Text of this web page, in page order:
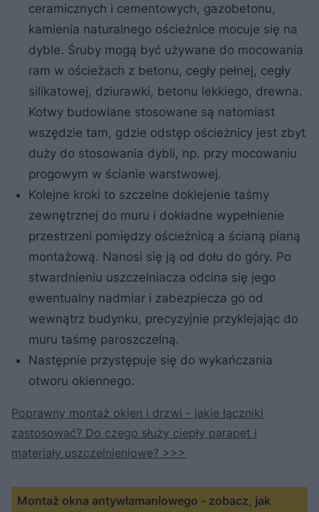
ceramicznych i cementowych, gazobetonu,
kamienia naturalnego ościeżnice mocuje się na
dyble. Śruby mogą być używane do mocowania
ram w ościeżach z betonu, cegły pełnej, cegły
silikatowej, dziurawki, betonu lekkiego, drewna.
Kotwy budowlane stosowane są natomiast
wszędzie tam, gdzie odstęp ościeżnicy jest zbyt
duży do stosowania dybli, np. przy mocowaniu
progowym w ścianie warstwowej.
Kolejne kroki to szczelne doklejenie taśmy
zewnętrznej do muru i dokładne wypełnienie
przestrzeni pomiędzy ościeżnicą a ścianą pianą
montażową. Nanosi się ją od dołu do góry. Po
stwardnieniu uszczelniacza odcina się jego
ewentualny nadmiar i zabezpiecza go od
wewnątrz budynku, precyzyjnie przyklejając do
muru taśmę paroszczelną.
Następnie przystępuje się do wykańczania
otworu okiennego.
Poprawny montaż okien i drzwi - jakie łączniki
zastosować? Do czego służy ciepły parapet i
materiały uszczelnieniowe? >>>
Montaż okna antywłamaniowego - zobacz, jak